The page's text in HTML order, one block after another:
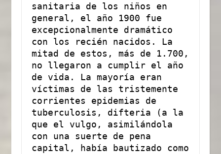
sanitaria de los niños en
general, el año 1900 fue
excepcionalmente dramático
con los recién nacidos. La
mitad de estos, más de 1.700,
no llegaron a cumplir el año
de vida. La mayoría eran
víctimas de las tristemente
corrientes epidemias de
tuberculosis, difteria (a la
que el vulgo, asimilándola
con una suerte de pena
capital, había bautizado como